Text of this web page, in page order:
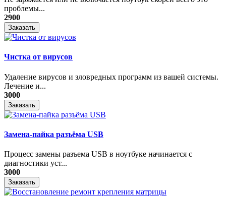
проблемы...
2900
Заказать
Чистка от вирусов
Удаление вирусов и зловредных программ из вашей системы.
Лечение и...
3000
Заказать
Замена-пайка разъёма USB
Процесс замены разъема USB в ноутбуке начинается с
диагностики уст...
3000
Заказать